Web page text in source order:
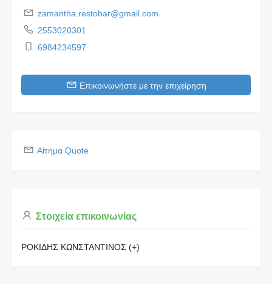
zamantha.restobar@gmail.com
2553020301
6984234597
Επικοινωνήστε με την επιχείρηση
Αίτημα Quote
Στοιχεία επικοινωνίας
ΡΟΚΙΔΗΣ ΚΩΝΣΤΑΝΤΙΝΟΣ (+)